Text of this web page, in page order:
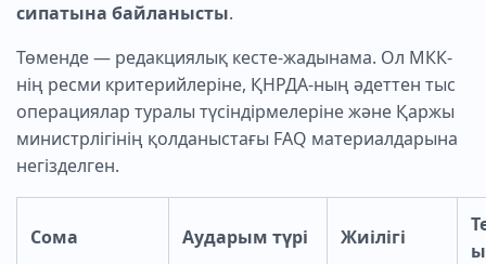
сипатына байланысты.
Төменде — редакциялық кесте-жадынама. Ол МКК-
нің ресми критерийлеріне, ҚНРДА-ның әдеттен тыс
операциялар туралы түсіндірмелеріне және Қаржы
министрлігінің қолданыстағы FAQ материалдарына
негізделген.
Сома Аударым түрі Жиілігі